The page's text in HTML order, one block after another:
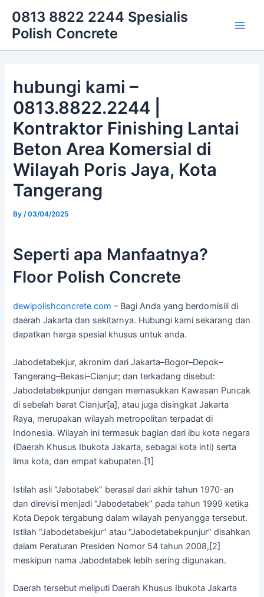
content
0813 8822 2244 Spesialis
Polish Concrete
hubungi kami –
0813.8822.2244 |
Kontraktor Finishing Lantai
Beton Area Komersial di
Wilayah Poris Jaya, Kota
Tangerang
By/03/04/2025
Seperti apa Manfaatnya?
Floor Polish Concrete
dewipolishconcrete.com – Bagi Anda yang berdomisili di
daerah Jakarta dan sekitarnya. Hubungi kami sekarang dan
dapatkan harga spesial khusus untuk anda.
Jabodetabekjur, akronim dari Jakarta–Bogor–Depok–
Tangerang–Bekasi–Cianjur; dan terkadang disebut:
Jabodetabekpunjur dengan memasukkan Kawasan Puncak
di sebelah barat Cianjur[a], atau juga disingkat Jakarta
Raya, merupakan wilayah metropolitan terpadat di
Indonesia. Wilayah ini termasuk bagian dari ibu kota negara
(Daerah Khusus Ibukota Jakarta, sebagai kota inti) serta
lima kota, dan empat kabupaten.[1]
Istilah asli “Jabotabek” berasal dari akhir tahun 1970-an
dan direvisi menjadi “Jabodetabek” pada tahun 1999 ketika
Kota Depok tergabung dalam wilayah penyangga tersebut.
Istilah “Jabodetabekjur” atau “Jabodetabekpunjur” disahkan
dalam Peraturan Presiden Nomor 54 tahun 2008,[2]
meskipun nama Jabodetabek lebih sering digunakan.
Daerah tersebut meliputi Daerah Khusus Ibukota Jakarta